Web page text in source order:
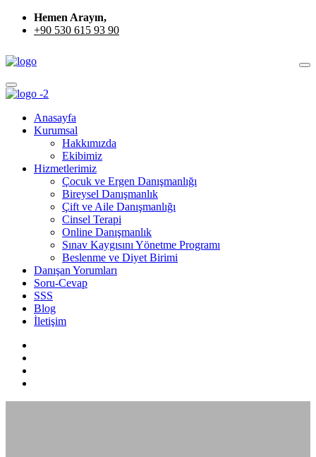
Hemen Arayın,
+90 530 615 93 90
Anasayfa
Kurumsal
Hakkımızda
Ekibimiz
Hizmetlerimiz
Çocuk ve Ergen Danışmanlığı
Bireysel Danışmanlık
Çift ve Aile Danışmanlığı
Cinsel Terapi
Online Danışmanlık
Sınav Kaygısını Yönetme Programı
Beslenme ve Diyet Birimi
Danışan Yorumları
Soru-Cevap
SSS
Blog
İletişim